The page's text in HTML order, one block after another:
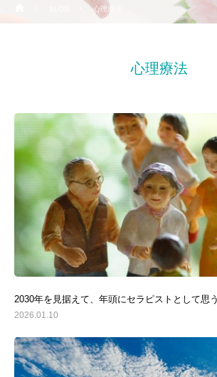
心理療法
心理療法
2030年を見据えて、年頭にセラピストとして思
2026.01.10